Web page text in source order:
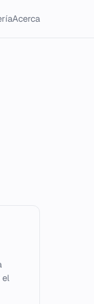
Acerca
el